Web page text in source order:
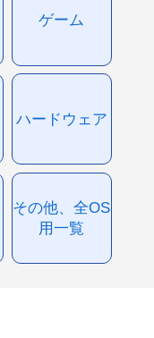
ゲーム
ハードウェア
その他、全OS
用一覧